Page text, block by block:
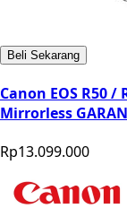
Beli Sekarang
Canon EOS R50 /
Mirrorless
Rp13.099.000